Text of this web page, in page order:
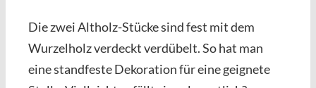
Die zwei Altholz-Stücke sind fest mit dem
Wurzelholz verdeckt verdübelt. So hat man
eine standfeste Dekoration für eine geignete